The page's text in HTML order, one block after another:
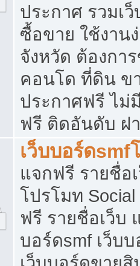
ประกาศ รวมเ
ซื้อขาย ใช้งาน
จังหวัด ต้องกา
คอนโด ที่ดิน ข
ประกาศฟรี ไม่
ฟรี ติดอันดับ ฝ
เว็บบอร์ดsmf
แจกฟรี รายชื่อ
โปรโมท
ฟรี รายชื่อเว็บ
บอร์ดsmf เว็บ